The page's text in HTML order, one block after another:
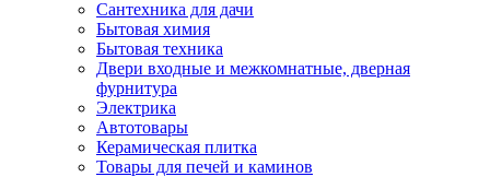
Сантехника для дачи
Бытовая химия
Бытовая техника
Двери входные и межкомнатные, дверная
фурнитура
Электрика
Автотовары
Керамическая плитка
Товары для печей и каминов